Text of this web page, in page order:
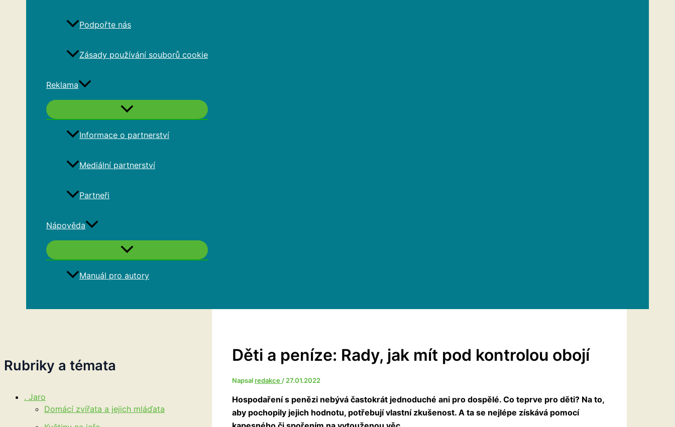
Podpořte nás
Zásady používání souborů cookie
Reklama
Informace o partnerství
Mediální partnerství
Partneři
Nápověda
Manuál pro autory
Rubriky a témata
. Jaro
Domácí zvířata a jejich mláďata
Děti a peníze: Rady, jak mít pod kontrolou obojí
Napsalredakce / 27.01.2022
Hospodaření s penězi nebývá častokrát jednoduché ani pro dospělé. Co teprve pro děti? Na to,
aby pochopily jejich hodnotu, potřebují vlastní zkušenost. A ta se nejlépe získává pomocí